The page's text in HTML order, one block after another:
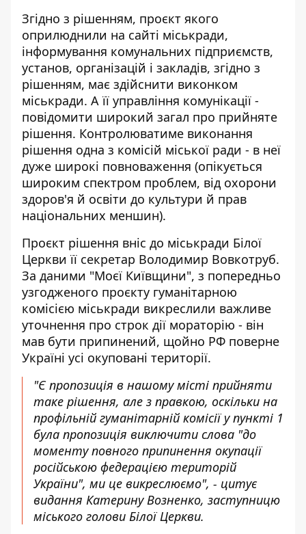
Згідно з рішенням, проєкт якого
оприлюднили на сайті міськради,
інформування комунальних підприємств,
установ, організацій і закладів, згідно з
рішенням, має здійснити виконком
міськради. А її управління комунікації -
повідомити широкий загал про прийняте
рішення. Контролюватиме виконання
рішення одна з комісій міської ради - в неї
дуже широкі повноваження (опікується
широким спектром проблем, від охорони
здоров'я й освіти до культури й прав
національних меншин).
Проєкт рішення вніс до міськради Білої
Церкви її секретар Володимир Вовкотруб.
За даними "Моєї Київщини", з попередньо
узгодженого проєкту гуманітарною
комісією міськради викреслили важливе
уточнення про строк дії мораторію - він
мав бути припинений, щойно РФ поверне
Україні усі окуповані території.
"Є пропозиція в нашому місті прийняти
таке рішення, але з правкою, оскільки на
профільній гуманітарній комісії у пункті 1
була пропозиція виключити слова "до
моменту повного припинення окупації
російською федерацією територій
України", ми це викреслюємо", - цитує
видання Катерину Возненко, заступницю
міського голови Білої Церкви.